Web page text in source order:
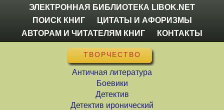
ЭЛЕКТРОННАЯ БИБЛИОТЕКА LIBOK.NET
ПОИСК КНИГ
ЦИТАТЫ И АФОРИЗМЫ
АВТОРАМ И ЧИТАТЕЛЯМ КНИГ
КОНТАКТЫ
ТВОРЧЕСТВО
Античная литература
Боевики
Детектив
Детектив иронический